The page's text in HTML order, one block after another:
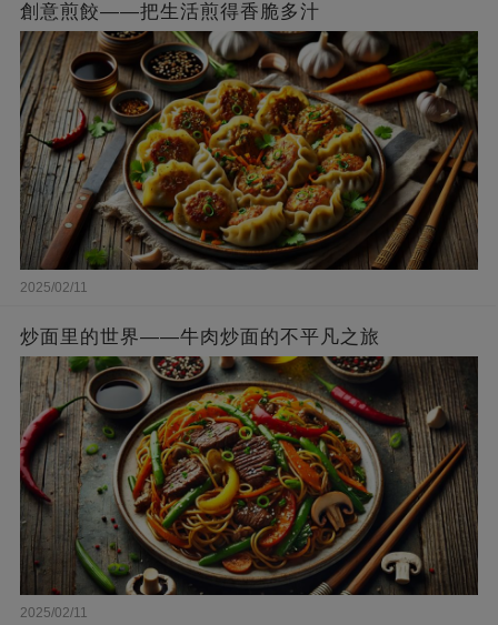
創意煎餃——把生活煎得香脆多汁
2025/02/11
炒面里的世界——牛肉炒面的不平凡之旅
2025/02/11